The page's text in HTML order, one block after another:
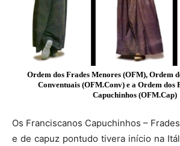
Ordem dos Frades Menores (OFM), Ordem
Conventuais (OFM.Conv) e a Ordem dos
Capuchinhos (OFM.Cap)
Os Franciscanos Capuchinhos –
e de capuz pontudo tivera início na